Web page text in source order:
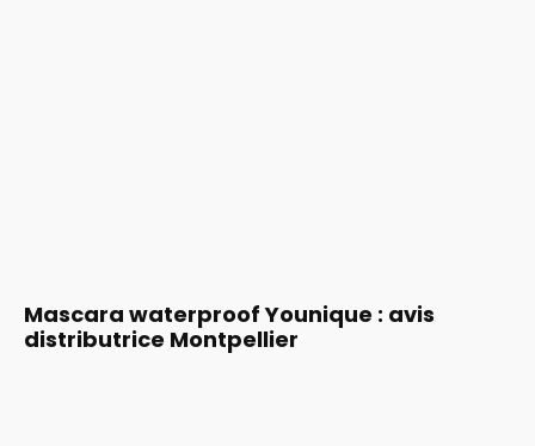
Mascara waterproof Younique : avis
distributrice Montpellier